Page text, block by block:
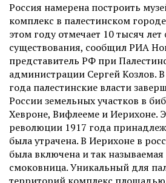
Россия намерена построить
комплекс в палестинском
этом году отмечает 10 тысяч лет
существования, сообщил РИА
представитель РФ при
администрации Сергей Козлов.
года палестинские власти
России земельных участков в
Хевроне, Вифлееме и Иерихоне.
революции 1917 года
была утрачена. В Иерихоне в
была включена и так называемая
смоковница. Уникальный для